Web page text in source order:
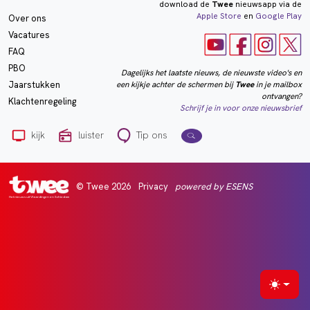
Over ons
Vacatures
FAQ
PBO
Jaarstukken
Klachtenregeling
download de Tweenieuwsapp via de
Apple Store en Google Play
Dagelijks het laatste nieuws, de nieuwste video's en
een kijkje achter de schermen bij Tweein je mailbox
ontvangen?
Schrijf je in voor onze nieuwsbrief
kijk luister Tip ons
Het nieuws uit Vlaardingen en Schiedam
© Twee 2026 Privacy powered by ESENS